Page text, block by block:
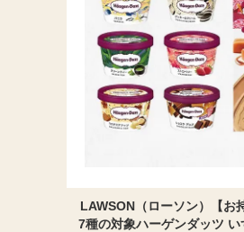
LAWSON（ローソン）【お
7種の対象ハーゲンダッツ